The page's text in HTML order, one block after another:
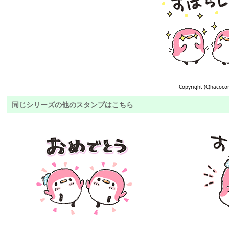
Copyright
同じシリーズの他のスタンプはこちら